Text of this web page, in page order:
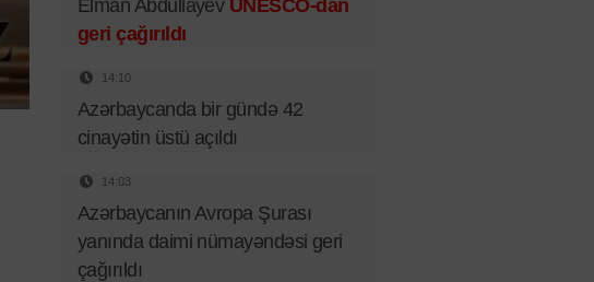
Elman Abdullayev UNESCO-dan
geri çağırıldı
14:10
Azərbaycanda bir gündə 42
cinayətin üstü açıldı
14:03
Azərbaycanın Avropa Şurası
yanında daimi nümayəndəsi geri
çağırıldı